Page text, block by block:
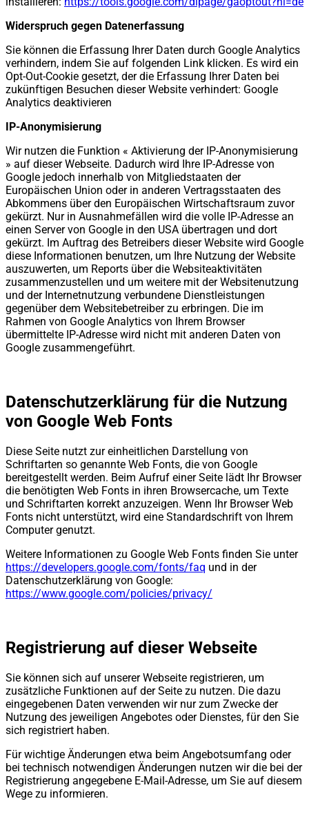
Widerspruch gegen Datenerfassung
Sie können die Erfassung Ihrer Daten durch Google Analytics
verhindern, indem Sie auf folgenden Link klicken. Es wird ein
Opt-Out-Cookie gesetzt, der die Erfassung Ihrer Daten bei
zukünftigen Besuchen dieser Website verhindert: Google
Analytics deaktivieren
IP-Anonymisierung
Wir nutzen die Funktion « Aktivierung der IP-Anonymisierung
» auf dieser Webseite. Dadurch wird Ihre IP-Adresse von
Google jedoch innerhalb von Mitgliedstaaten der
Europäischen Union oder in anderen Vertragsstaaten des
Abkommens über den Europäischen Wirtschaftsraum zuvor
gekürzt. Nur in Ausnahmefällen wird die volle IP-Adresse an
einen Server von Google in den USA übertragen und dort
gekürzt. Im Auftrag des Betreibers dieser Website wird Google
diese Informationen benutzen, um Ihre Nutzung der Website
auszuwerten, um Reports über die Websiteaktivitäten
zusammenzustellen und um weitere mit der Websitenutzung
und der Internetnutzung verbundene Dienstleistungen
gegenüber dem Websitebetreiber zu erbringen. Die im
Rahmen von Google Analytics von Ihrem Browser
übermittelte IP-Adresse wird nicht mit anderen Daten von
Google zusammengeführt.
Datenschutzerklärung für die Nutzung
von Google Web Fonts
Diese Seite nutzt zur einheitlichen Darstellung von
Schriftarten so genannte Web Fonts, die von Google
bereitgestellt werden. Beim Aufruf einer Seite lädt Ihr Browser
die benötigten Web Fonts in ihren Browsercache, um Texte
und Schriftarten korrekt anzuzeigen. Wenn Ihr Browser Web
Fonts nicht unterstützt, wird eine Standardschrift von Ihrem
Computer genutzt.
Weitere Informationen zu Google Web Fonts finden Sie unter
https://developers.google.com/fonts/faq und in der
Datenschutzerklärung von Google:
https://www.google.com/policies/privacy/
Registrierung auf dieser Webseite
Sie können sich auf unserer Webseite registrieren, um
zusätzliche Funktionen auf der Seite zu nutzen. Die dazu
eingegebenen Daten verwenden wir nur zum Zwecke der
Nutzung des jeweiligen Angebotes oder Dienstes, für den Sie
sich registriert haben.
Für wichtige Änderungen etwa beim Angebotsumfang oder
bei technisch notwendigen Änderungen nutzen wir die bei der
Registrierung angegebene E-Mail-Adresse, um Sie auf diesem
Wege zu informieren.